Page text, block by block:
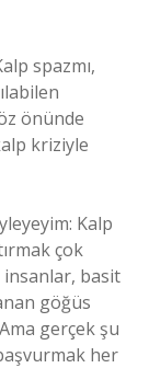
spazmı,
önünde
kriziyle
Kalp
çok
basit
göğüs
gerçek şu
her